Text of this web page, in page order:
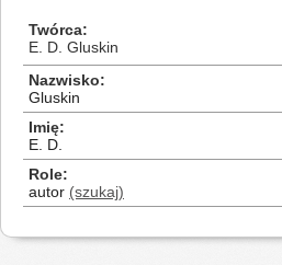
Twórca
E. D. Gluskin
Nazwisko
Gluskin
Imię
E. D.
Role
autor (szukaj)